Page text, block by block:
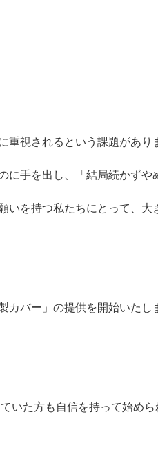
重視されるという課題があり
に手を出し、「結局続かずや
いを持つ私たちにとって、大
カバー」の提供を開始いたし
いた方も自信を持って始めら